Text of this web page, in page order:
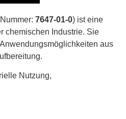
7647-01-0) ist eine
chemischen Industrie. Sie
aus
Nutzung,